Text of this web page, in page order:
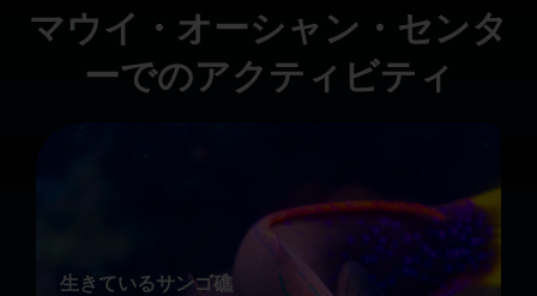
マウイ・オーシャン・センタ
ーでのアクティビティ
生きているサンゴ礁